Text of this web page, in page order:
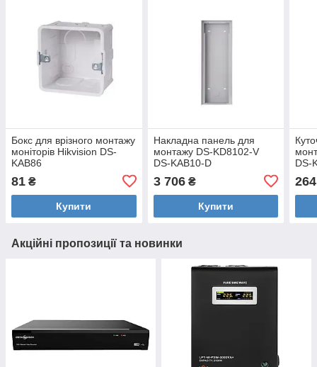
Бокс для врізного монтажу
моніторів Hikvision DS-
KAB86
81 ₴
Купити
Накладна панель для
монтажу DS-KD8102-V
DS-KAB10-D
3 706₴
Купити
DS-
264
Акційні пропозиції та новинки